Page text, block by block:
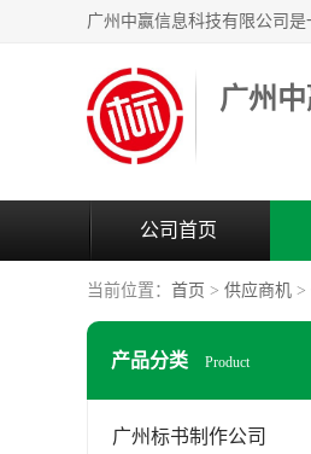
广州
公司首页
当前位置： 首页 > 供应商机 >
产品分类 Product
广州标书制作公司